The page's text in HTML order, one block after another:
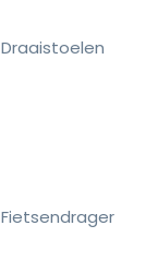
Draaistoelen
Fietsendrager